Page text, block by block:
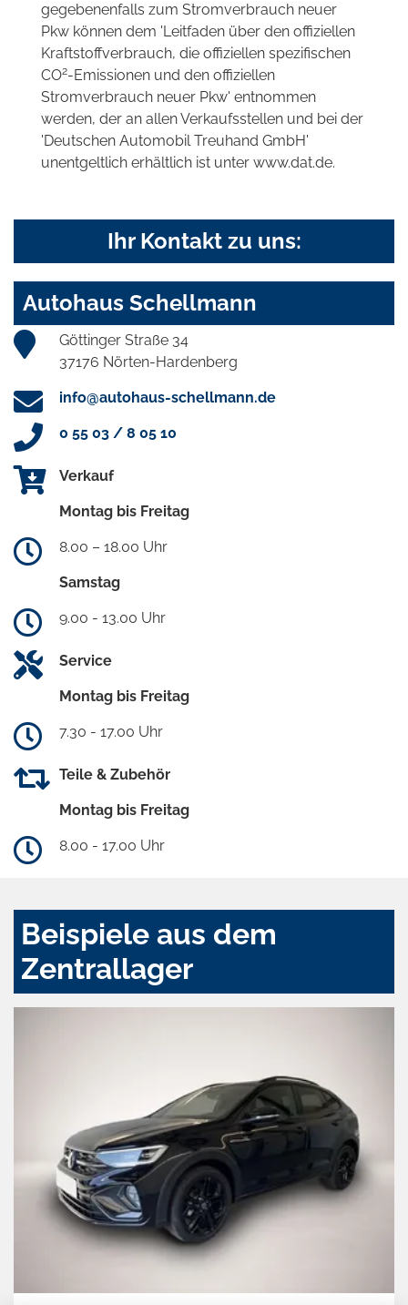
gegebenenfalls zum Stromverbrauch neuer
Pkw können dem 'Leitfaden über den offiziellen
Kraftstoffverbrauch, die offiziellen spezifischen
CO2-Emissionen und den offiziellen
Stromverbrauch neuer Pkw' entnommen
werden, der an allen Verkaufsstellen und bei der
'Deutschen Automobil Treuhand GmbH'
unentgeltlich erhältlich ist unter www.dat.de.
Ihr Kontakt zu uns:
Autohaus Schellmann
Göttinger Straße 34
37176 Nörten-Hardenberg
info@autohaus-schellmann.de
0 55 03 / 8 05 10
Verkauf
Montag bis Freitag
8.00 – 18.00 Uhr
Samstag
9.00 - 13.00 Uhr
Service
Montag bis Freitag
7.30 - 17.00 Uhr
Teile & Zubehör
Montag bis Freitag
8.00 - 17.00 Uhr
Beispiele aus dem
Zentrallager